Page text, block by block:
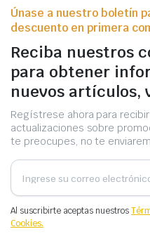
Únase a nuestro boletín
descuento en primera
Reciba nuestros
para obtener
nuevos artículos,
Regístrese ahora para
actualizaciones sobre
te preocupes, no te
Al suscribirte aceptas nuestros
Cookies.